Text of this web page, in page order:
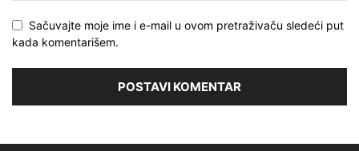
Sačuvajte moje ime i e-mail u ovom pretraživaču sledeći put
kada komentarišem.